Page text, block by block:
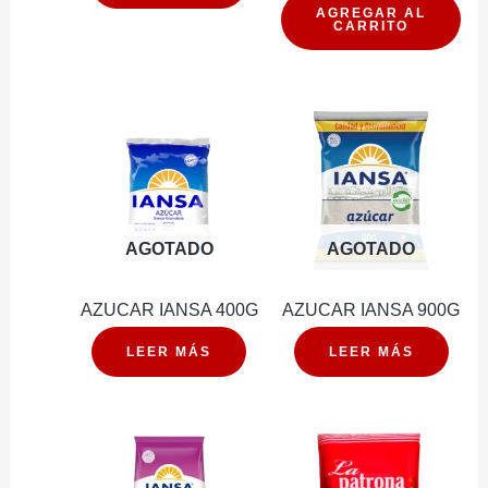
1KG
cantidad
AGREGAR AL
CARRITO
AGOTADO
AZUCAR IANSA 400G
LEER MÁS
AGOTADO
AZUCAR IANSA 900G
LEER MÁS